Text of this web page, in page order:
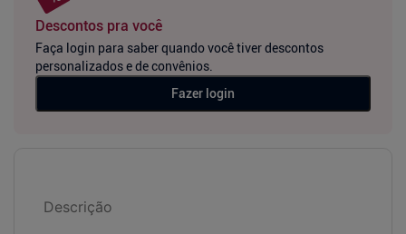
Descontos pra você
Faça login para saber quando você tiver descontos
personalizados e de convênios.
Fazer login
Descrição